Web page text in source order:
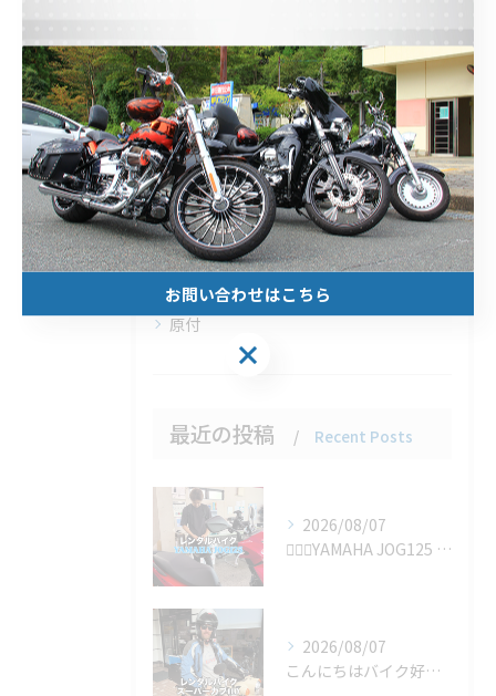
スズキ
観光
北山のレンタルバイク
安い
1日
1週間
1ヶ月
原付
最近の投稿 Recent Posts
2026/08/07
🚴‍♂️✨YAMAHA JOG125 の1ヶ月レンタルをご利...
2026/08/07
こんにちはバイク好きのみなさん！🏍️🌟 今日は驚きの旅のお供...
お問い合わせはこちら